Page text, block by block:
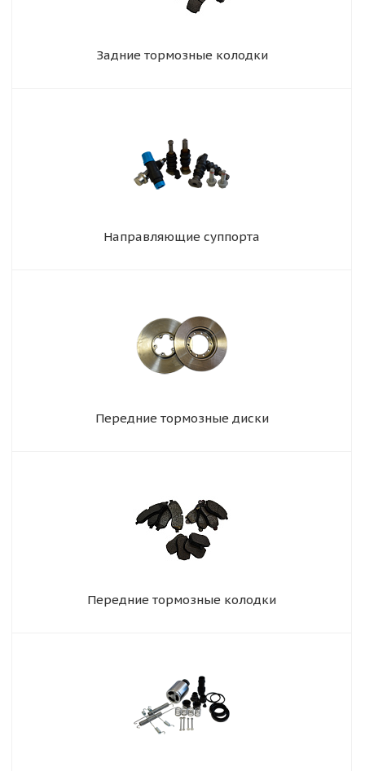
Задние тормозные колодки
Направляющие суппорта
Передние тормозные диски
Передние тормозные колодки